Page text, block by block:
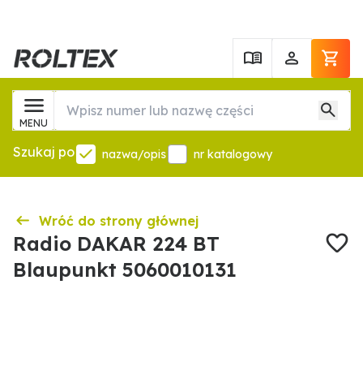
MENU
Szukaj po nazwa/opis nr katalogowy
Wróć do strony głównej
Radio DAKAR 224 BT
Blaupunkt 5060010131